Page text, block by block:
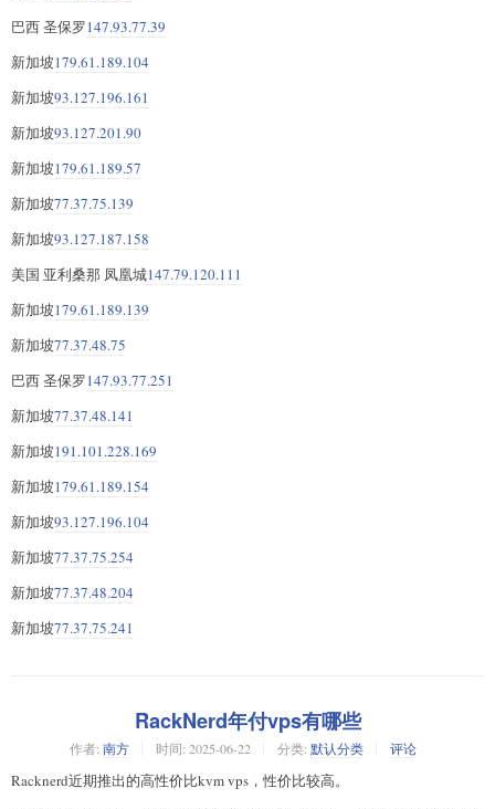
巴西 圣保罗147.93.77.39
新加坡179.61.189.104
新加坡93.127.196.161
新加坡93.127.201.90
新加坡179.61.189.57
新加坡77.37.75.139
新加坡93.127.187.158
美国 亚利桑那 凤凰城147.79.120.111
新加坡179.61.189.139
新加坡77.37.48.75
巴西 圣保罗147.93.77.251
新加坡77.37.48.141
新加坡191.101.228.169
新加坡179.61.189.154
新加坡93.127.196.104
新加坡77.37.75.254
新加坡77.37.48.204
新加坡77.37.75.241
RackNerd年付vps有哪些
作者: 南方 时间: 2025-06-22 分类: 默认分类 评论
Racknerd近期推出的高性价比kvm vps，性价比较高。